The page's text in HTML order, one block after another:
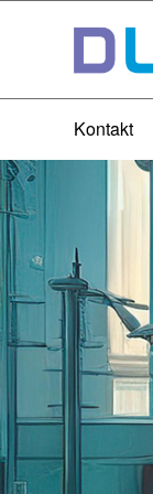
Kontakt